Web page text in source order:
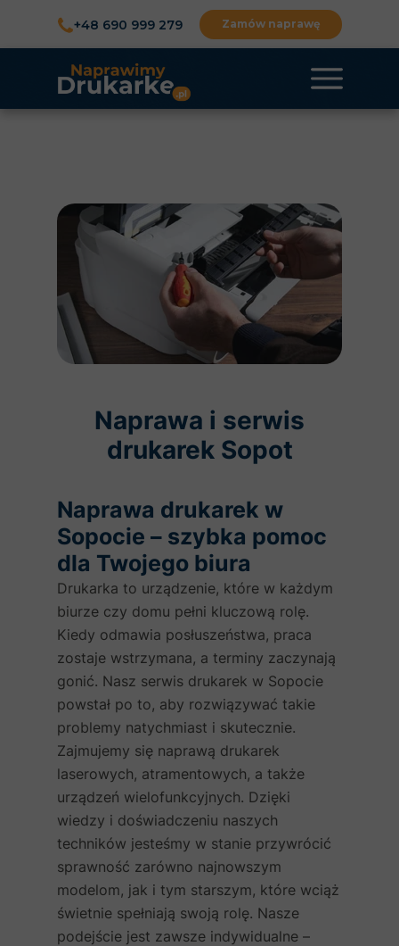
+48 690 999 279 Zamów naprawę
Naprawa i serwis
drukarek Sopot
Naprawa drukarek w
Sopocie – szybka pomoc
dla Twojego biura
Drukarka to urządzenie, które w każdym
biurze czy domu pełni kluczową rolę.
Kiedy odmawia posłuszeństwa, praca
zostaje wstrzymana, a terminy zaczynają
gonić. Nasz serwis drukarek w Sopocie
powstał po to, aby rozwiązywać takie
problemy natychmiast i skutecznie.
Zajmujemy się naprawą drukarek
laserowych, atramentowych, a także
urządzeń wielofunkcyjnych. Dzięki
wiedzy i doświadczeniu naszych
techników jesteśmy w stanie przywrócić
sprawność zarówno najnowszym
modelom, jak i tym starszym, które wciąż
świetnie spełniają swoją rolę. Nasze
podejście jest zawsze indywidualne –